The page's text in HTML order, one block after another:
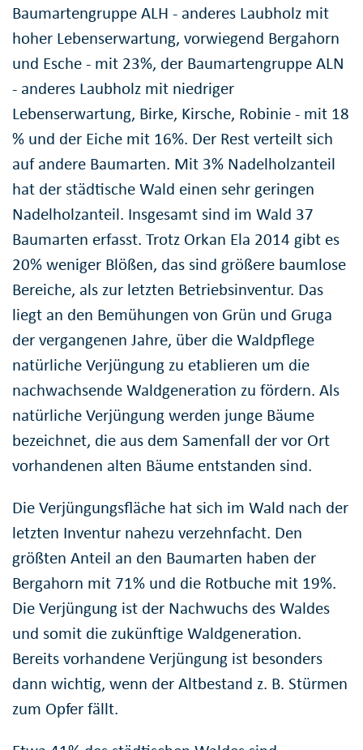
Baumartengruppe ALH - anderes Laubholz mit
hoher Lebenserwartung, vorwiegend Bergahorn
und Esche - mit 23%, der Baumartengruppe ALN
- anderes Laubholz mit niedriger
Lebenserwartung, Birke, Kirsche, Robinie - mit 18
% und der Eiche mit 16%. Der Rest verteilt sich
auf andere Baumarten. Mit 3% Nadelholzanteil
hat der städtische Wald einen sehr geringen
Nadelholzanteil. Insgesamt sind im Wald 37
Baumarten erfasst. Trotz Orkan Ela 2014 gibt es
20% weniger Blößen, das sind größere baumlose
Bereiche, als zur letzten Betriebsinventur. Das
liegt an den Bemühungen von Grün und Gruga
der vergangenen Jahre, über die Waldpflege
natürliche Verjüngung zu etablieren um die
nachwachsende Waldgeneration zu fördern. Als
natürliche Verjüngung werden junge Bäume
bezeichnet, die aus dem Samenfall der vor Ort
vorhandenen alten Bäume entstanden sind.
Die Verjüngungsfläche hat sich im Wald nach der
letzten Inventur nahezu verzehnfacht. Den
größten Anteil an den Baumarten haben der
Bergahorn mit 71% und die Rotbuche mit 19%.
Die Verjüngung ist der Nachwuchs des Waldes
und somit die zukünftige Waldgeneration.
Bereits vorhandene Verjüngung ist besonders
dann wichtig, wenn der Altbestand z. B. Stürmen
zum Opfer fällt.